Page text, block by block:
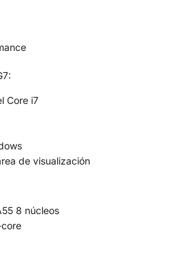
Core i7
de visualización
8 núcleos